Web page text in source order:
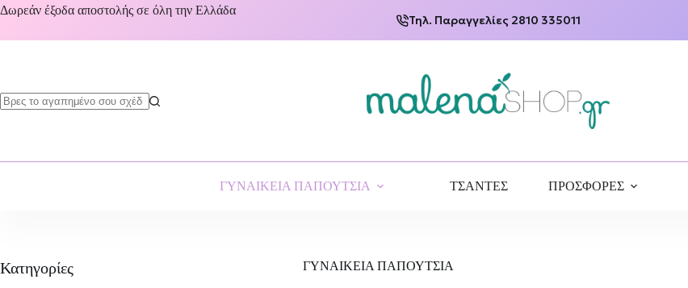
Δωρεάν έξοδα αποστολής σε όλη την Ελλάδα
Τηλ. Παραγγελίες 2810 335011
ΓΥΝΑΙΚΕΙΑ ΠΑΠΟΥΤΣΙΑ ΤΣΑΝΤΕΣ ΠΡΟΣΦΟΡΕΣ
ΓΥΝΑΙΚΕΙΑ ΠΑΠΟΥΤΣΙΑ
Κατηγορίες